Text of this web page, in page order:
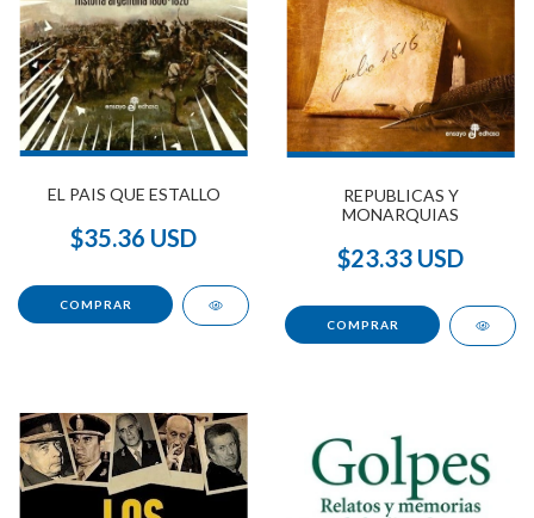
EL PAIS QUE ESTALLO
$35.36 USD
REPUBLICAS Y
MONARQUIAS
$23.33 USD